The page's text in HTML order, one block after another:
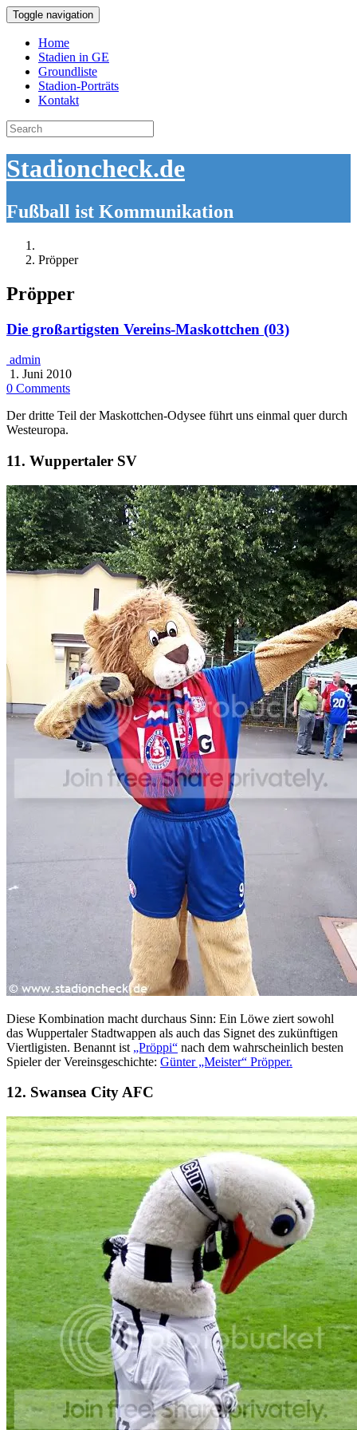
Toggle navigation
Home
Stadien in GE
Groundliste
Stadion-Porträts
Kontakt
Search
for:
Stadioncheck.de
Fußball ist Kommunikation
Pröpper
Pröpper
Die großartigsten Vereins-Maskottchen (03)
admin
1. Juni 2010
0 Comments
Der dritte Teil der Maskottchen-Odysee führt uns einmal quer durch
Westeuropa.
11. Wuppertaler SV
Diese Kombination macht durchaus Sinn: Ein Löwe ziert sowohl
das Wuppertaler Stadtwappen als auch das Signet des zukünftigen
Viertligisten. Benannt ist „Pröppi“ nach dem wahrscheinlich besten
Spieler der Vereinsgeschichte: Günter „Meister“ Pröpper.
12. Swansea City AFC